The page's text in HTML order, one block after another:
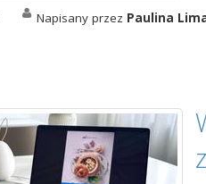
Napisany przez Paulina